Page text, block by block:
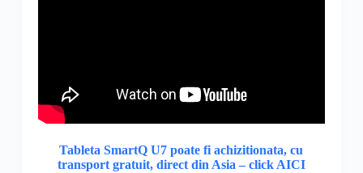
Tableta SmartQ U7 poate fi achizitionata, cu
transport gratuit, direct din Asia – click AICI